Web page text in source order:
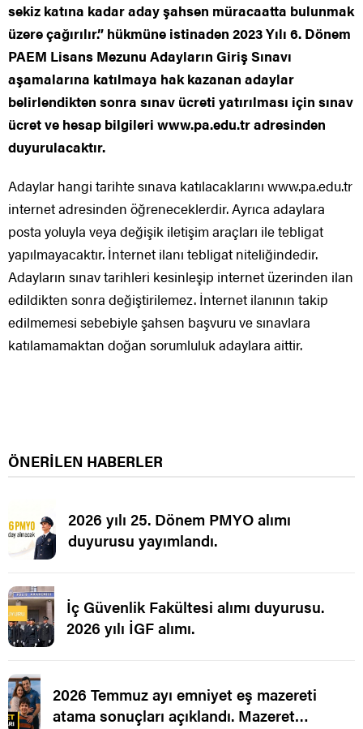
sekiz katına kadar aday şahsen müracaatta bulunmak
üzere çağırılır.” hükmüne istinaden 2023 Yılı 6. Dönem
PAEM Lisans Mezunu Adayların Giriş Sınavı
aşamalarına katılmaya hak kazanan adaylar
belirlendikten sonra sınav ücreti yatırılması için sınav
ücret ve hesap bilgileri www.pa.edu.tr adresinden
duyurulacaktır.
Adaylar hangi tarihte sınava katılacaklarını www.pa.edu.tr
internet adresinden öğreneceklerdir. Ayrıca adaylara
posta yoluyla veya değişik iletişim araçları ile tebligat
yapılmayacaktır. İnternet ilanı tebligat niteliğindedir.
Adayların sınav tarihleri kesinleşip internet üzerinden ilan
edildikten sonra değiştirilemez. İnternet ilanının takip
edilmemesi sebebiyle şahsen başvuru ve sınavlara
katılamamaktan doğan sorumluluk adaylara aittir.
ÖNERİLEN HABERLER
2026 yılı 25. Dönem PMYO alımı
duyurusu yayımlandı.
İç Güvenlik Fakültesi alımı duyurusu.
2026 yılı İGF alımı.
2026 Temmuz ayı emniyet eş mazereti
atama sonuçları açıklandı. Mazeret